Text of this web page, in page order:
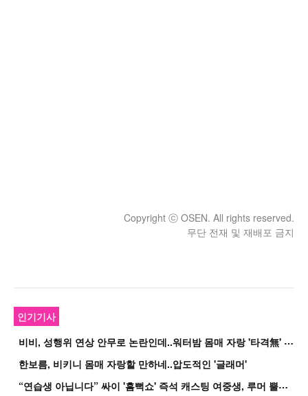
Copyright ⓒ OSEN. All rights reserved.
무단 전재 및 재배포 금지
인기기사
비
비, 성행위 연상 안무로 논란인데..워터밤 몸매 자랑 '타격無' 근황
한보름, 비키니 몸매 자랑할 만하네..압도적인 '글래머'
“
연습생 아닙니다” 싸이 '흠뻑쇼' 즉석 캐스팅 여중생, 루머 뿔났다[Oh!쎈 이...